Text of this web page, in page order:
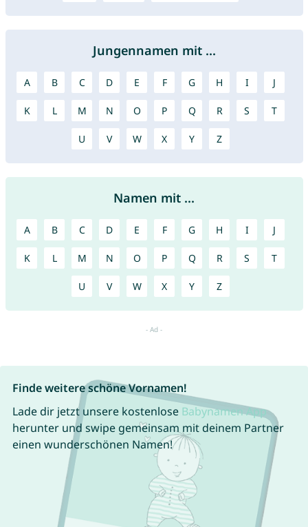
Jungennamen mit ...
A B C D E F G H I J
K L M N O P Q R S T
U V W X Y Z
Namen mit ...
A B C D E F G H I J
K L M N O P Q R S T
U V W X Y Z
Finde weitere schöne Vornamen!
Lade dir jetzt unsere kostenlose Babynamen App
herunter und swipe gemeinsam mit deinem Partner
einen wunderschönen Namen!